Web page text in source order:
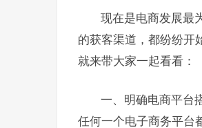
现在是电商发展最
的获客渠道，都纷纷开
就来带大家一起看看：
一、明确电商平台
任何一个电子商务平台